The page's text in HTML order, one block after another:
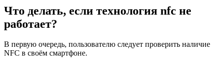
Что делать, если технология nfc не
работает?
В первую очередь, пользователю следует проверить наличие
NFC в своём смартфоне.